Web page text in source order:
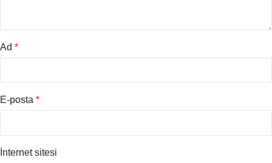
Ad *
E-posta *
İnternet sitesi